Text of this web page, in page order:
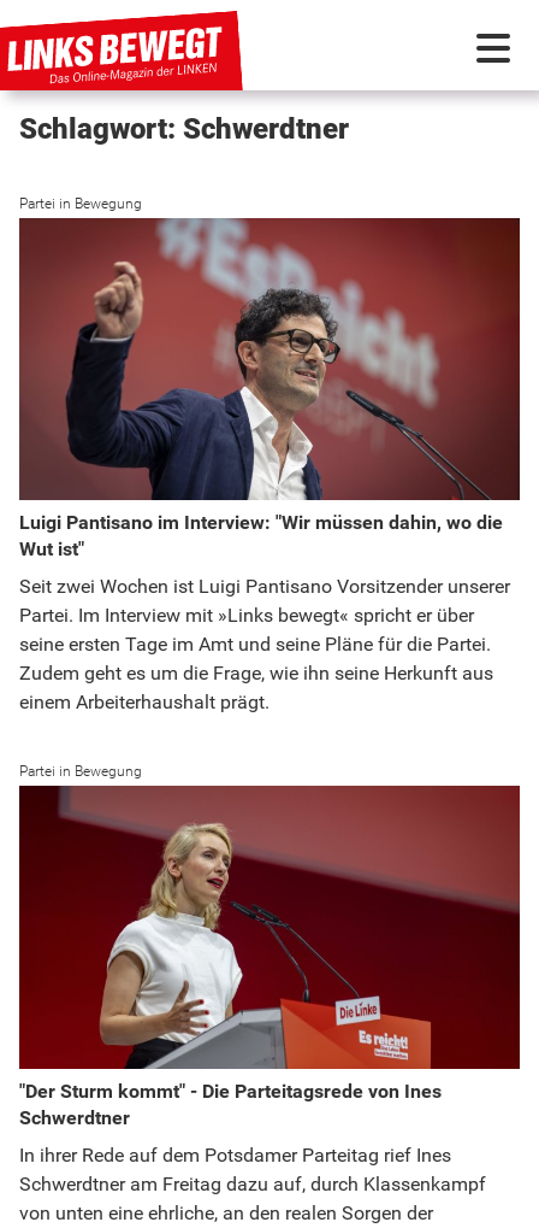
PARTEI IN BEWEGUNG
PROGRAMMDEBATTE
KUNSTSTOFF
DISKUSSIONSSTOFF
INTERNATIONAL
Schlagwort: Schwerdtner
Partei in Bewegung
Luigi Pantisano im Interview: "Wir müssen dahin, wo die
Wut ist"
Seit zwei Wochen ist Luigi Pantisano Vorsitzender unserer
Partei. Im Interview mit »Links bewegt« spricht er über
seine ersten Tage im Amt und seine Pläne für die Partei.
Zudem geht es um die Frage, wie ihn seine Herkunft aus
einem Arbeiterhaushalt prägt.
Partei in Bewegung
"Der Sturm kommt" - Die Parteitagsrede von Ines
Schwerdtner
In ihrer Rede auf dem Potsdamer Parteitag rief Ines
Schwerdtner am Freitag dazu auf, durch Klassenkampf
von unten eine ehrliche, an den realen Sorgen der